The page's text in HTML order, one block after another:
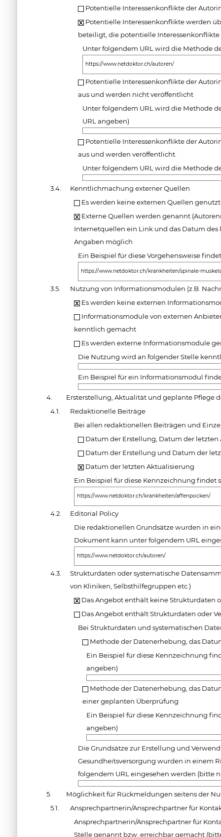
Potentielle Interessenkonflikte der
Potentielle Interessenkonflikte werden
beteiligt, die potentielle Interessenkonflikte
Unter folgendem URL wird die Methode
https://www.netdoktor.ch/autoren/
Potentielle Interessenkonflikte der
aus und werden nicht veröffentlicht
Unter folgendem URL wird die Methode
URL angeben)
Potentielle Interessenkonflikte der
aus und werden veröffentlicht.
Unter folgendem URL wird die Methode
3.4.
Kenntlichmachung externer Quellen
Es werden keine externen Quellen genutzt
Externe Quellen werden genannt
Internetquellen ein Link und das Datum des
Angaben möglich
Ein Beispiel für diese Vorgehensweise
https://www.netdoktor.ch/krankheiten/spinale-
3.5.
Nutzung von Informationsmodulen (z.B.
Es werden keine externen
Informationsmodule von externen
kenntlich gemacht
Es werden externe Informationsmodule
Die Nutzung wird an folgender Stelle
Ein Beispiel für ein Informationsmodul
4.
Ersterstellung, Aktualität und geplante Pflege
4.1.
Redaktionelle Beiträge
Bei allen redaktionellen Beiträgen und
Datum der Erstellung, Datum der
Datum der Erstellung und Datum der
Datum der letzten Aktualisierung
Ein Beispiel für diese Kennzeichnung findet
https://www.netdoktor.ch/krankheiten/affenpocken/
4.2.
Editorial Policy
Die redaktionellen Grundsätze wurden in
Dokument kann unter folgendem URL
https://www.netdoktor.ch/autoren/
4.3.
Strukturdaten oder systematische
von Kliniken, Selbsthilfegruppen etc.)
Das Angebot enthält keine Strukturdaten
Das Angebot enthält Strukturdaten oder
Bei Strukturdaten und systematischen
Methode der Datenerhebung, das
Ein Beispiel für diese Kennzeichnung
angeben)
Methode der Datenerhebung, das
einer geplanten Überprüfung
Ein Beispiel für diese Kennzeichnung
angeben)
Die Grundsätze zur Erstellung und
Gesundheitsversorgung wurden in einem
folgendem URL eingesehen werden (bitte
5.
Möglichkeit für Rückmeldungen seitens der
5.1.
Ansprechpartnerin/Ansprechpartner für
Ansprechpartnerin/Ansprechpartner für
Stelle genannt bzw. erreichbar gemacht